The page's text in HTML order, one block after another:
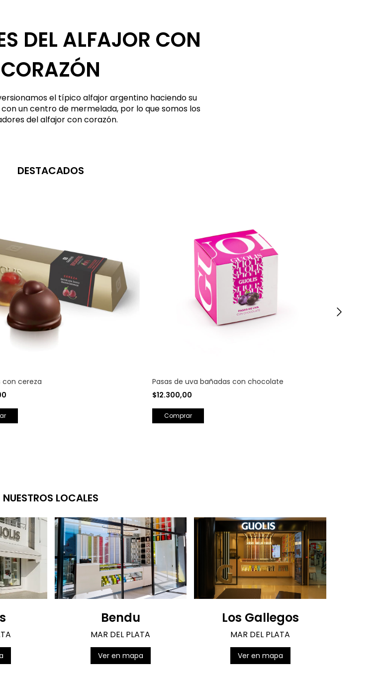
DEL ALFAJOR CON
CORAZÓN
el típico alfajor argentino haciendo su
un centro de mermelada, por lo que somos los
del alfajor con corazón.
DESTACADOS
con cereza
Pasas de uva bañadas con chocolate
$12.300,00
NUESTROS LOCALES
Bendu
MAR DEL PLATA
Ver en mapa
Los Gallegos
MAR DEL PLATA
Ver en mapa